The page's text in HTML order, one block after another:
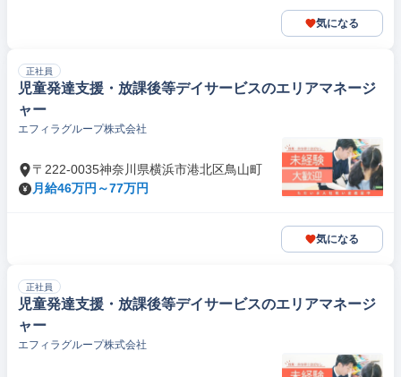
気になる
正社員
児童発達支援・放課後等デイサービスのエリアマネージ
ャー
エフィラグループ株式会社
〒222-0035神奈川県横浜市港北区鳥山町
月給46万円～77万円
気になる
正社員
児童発達支援・放課後等デイサービスのエリアマネージ
ャー
エフィラグループ株式会社